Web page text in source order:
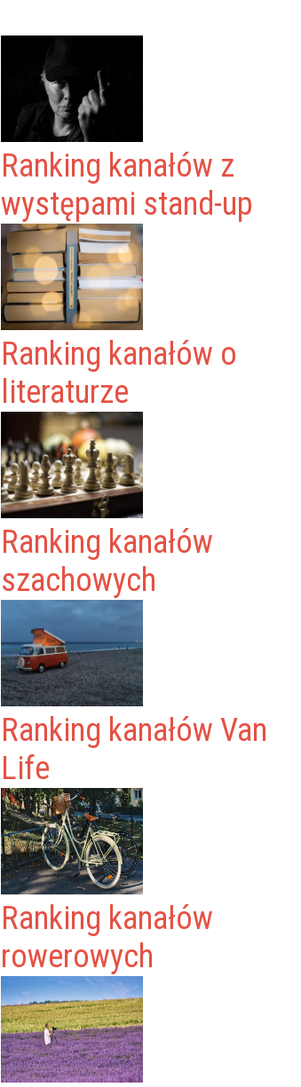
Ranking kanałów z
występami stand-up
Ranking kanałów o
literaturze
Ranking kanałów
szachowych
Ranking kanałów Van
Life
Ranking kanałów
rowerowych